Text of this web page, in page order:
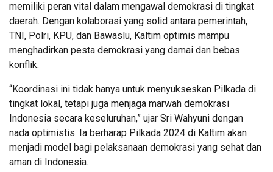
memiliki peran vital dalam mengawal demokrasi di tingkat
daerah. Dengan kolaborasi yang solid antara pemerintah,
TNI, Polri, KPU, dan Bawaslu, Kaltim optimis mampu
menghadirkan pesta demokrasi yang damai dan bebas
konflik.
“Koordinasi ini tidak hanya untuk menyukseskan Pilkada di
tingkat lokal, tetapi juga menjaga marwah demokrasi
Indonesia secara keseluruhan,” ujar Sri Wahyuni dengan
nada optimistis. Ia berharap Pilkada 2024 di Kaltim akan
menjadi model bagi pelaksanaan demokrasi yang sehat dan
aman di Indonesia.